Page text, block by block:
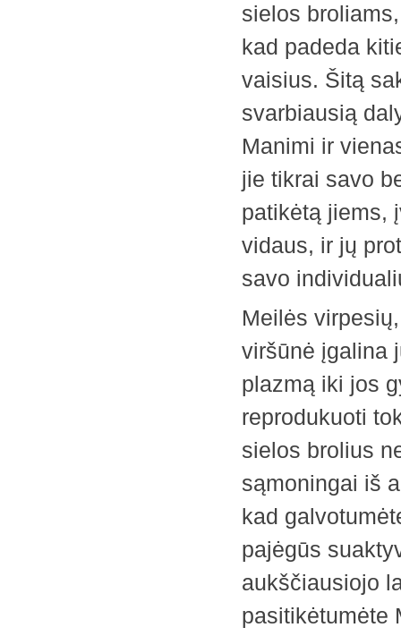
sielos
kad padeda
vaisius. Šitą
svarbiausią
Manimi ir
jie tikrai savo
patikėtą jiems,
vidaus, ir jų
savo
Meilės
viršūnė įgalina
plazmą iki jos
reprodukuoti
sielos brolius
sąmoningai iš
kad
pajėgūs
aukščiausiojo
pasitikėtumėte